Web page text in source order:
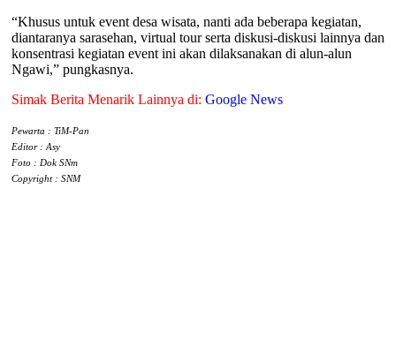
“Khusus untuk event desa wisata, nanti ada beberapa kegiatan,
diantaranya sarasehan, virtual tour serta diskusi-diskusi lainnya dan
konsentrasi kegiatan event ini akan dilaksanakan di alun-alun
Ngawi,” pungkasnya.
Simak Berita Menarik Lainnya di: Google News
Pewarta : TiM-Pan
Editor : Asy
Foto : Dok SNm
Copyright : SNM